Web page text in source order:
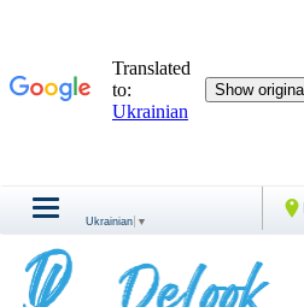
Ukrainian ▼